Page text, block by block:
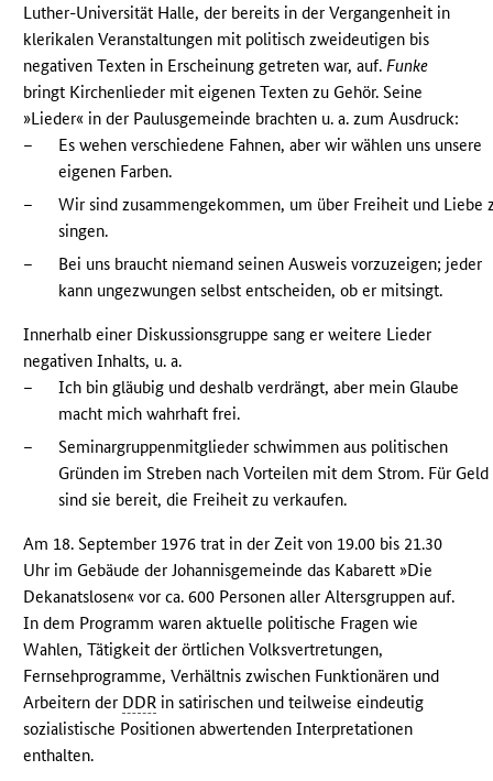
Luther-Universität Halle, der bereits in der Vergangenheit in
klerikalen Veranstaltungen mit politisch zweideutigen bis
negativen Texten in Erscheinung getreten war, auf. Funke
bringt Kirchenlieder mit eigenen Texten zu Gehör. Seine
»Lieder« in der Paulusgemeinde brachten u. a. zum Ausdruck:
–
Es wehen verschiedene Fahnen, aber wir wählen uns unsere
eigenen Farben.
–
Wir sind zusammengekommen, um über Freiheit und Liebe
singen.
–
Bei uns braucht niemand seinen Ausweis vorzuzeigen; jeder
kann ungezwungen selbst entscheiden, ob er mitsingt.
Innerhalb einer Diskussionsgruppe sang er weitere Lieder
negativen Inhalts, u. a.
–
Ich bin gläubig und deshalb verdrängt, aber mein Glaube
macht mich wahrhaft frei.
–
Seminargruppenmitglieder schwimmen aus politischen
Gründen im Streben nach Vorteilen mit dem Strom. Für Geld
sind sie bereit, die Freiheit zu verkaufen.
Am 18. September 1976 trat in der Zeit von 19.00 bis 21.30
Uhr im Gebäude der Johannisgemeinde das Kabarett »Die
Dekanatslosen« vor ca. 600 Personen aller Altersgruppen auf.
In dem Programm waren aktuelle politische Fragen wie
Wahlen, Tätigkeit der örtlichen Volksvertretungen,
Fernsehprogramme, Verhältnis zwischen Funktionären und
Arbeitern der DDR in satirischen und teilweise eindeutig
sozialistische Positionen abwertenden Interpretationen
enthalten.